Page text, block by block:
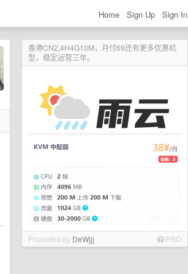
Home Sign Up Sign In
香港CN2,4H4G10M，月付69还有更多优惠机
型，稳定运营三年。
Promoted by DeWjjj PRO